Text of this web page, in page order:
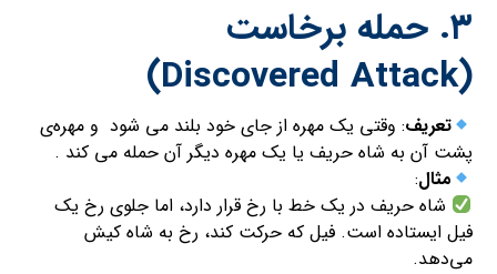
۳. حمله برخاست
(Discovered Attack)
تعریف: وقتی یک مهره از جای خود بلند می شود و مهره‌ی
پشت آن به شاه حریف یا یک مهره دیگر آن حمله می کند .
مثال:
شاه حریف در یک خط با رخ قرار دارد، اما جلوی رخ یک
فیل ایستاده است. فیل که حرکت کند، رخ به شاه کیش
می‌دهد.